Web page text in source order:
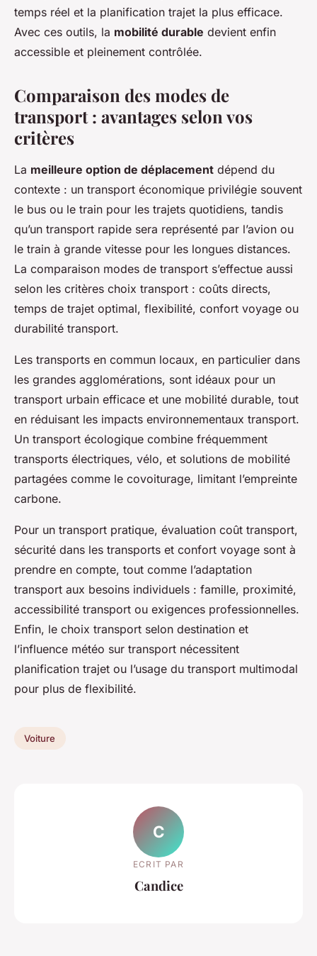
temps réel et la planification trajet la plus efficace.
Avec ces outils, la mobilité durable devient enfin
accessible et pleinement contrôlée.
Comparaison des modes de
transport : avantages selon vos
critères
La meilleure option de déplacement dépend du
contexte : un transport économique privilégie souvent
le bus ou le train pour les trajets quotidiens, tandis
qu’un transport rapide sera représenté par l’avion ou
le train à grande vitesse pour les longues distances.
La comparaison modes de transport s’effectue aussi
selon les critères choix transport : coûts directs,
temps de trajet optimal, flexibilité, confort voyage ou
durabilité transport.
Les transports en commun locaux, en particulier dans
les grandes agglomérations, sont idéaux pour un
transport urbain efficace et une mobilité durable, tout
en réduisant les impacts environnementaux transport.
Un transport écologique combine fréquemment
transports électriques, vélo, et solutions de mobilité
partagées comme le covoiturage, limitant l’empreinte
carbone.
Pour un transport pratique, évaluation coût transport,
sécurité dans les transports et confort voyage sont à
prendre en compte, tout comme l’adaptation
transport aux besoins individuels : famille, proximité,
accessibilité transport ou exigences professionnelles.
Enfin, le choix transport selon destination et
l’influence météo sur transport nécessitent
planification trajet ou l’usage du transport multimodal
pour plus de flexibilité.
Voiture
C
ECRIT PAR
Candice